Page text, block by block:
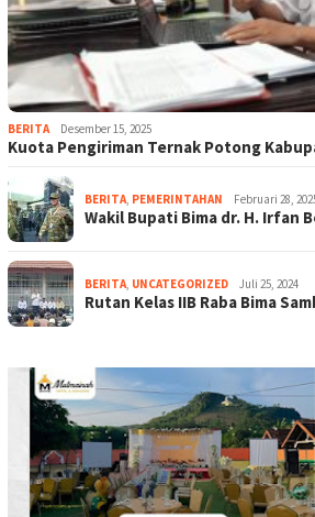
BERITA Desember 15, 2025
Kuota Pengiriman Ternak Potong
BERITA, PEMERINTAHAN Februari 28,
Wakil Bupati Bima dr. H. Irfan
BERITA, UNCATEGORIZED Juli 25, 2024
Rutan Kelas IIB Raba Bima